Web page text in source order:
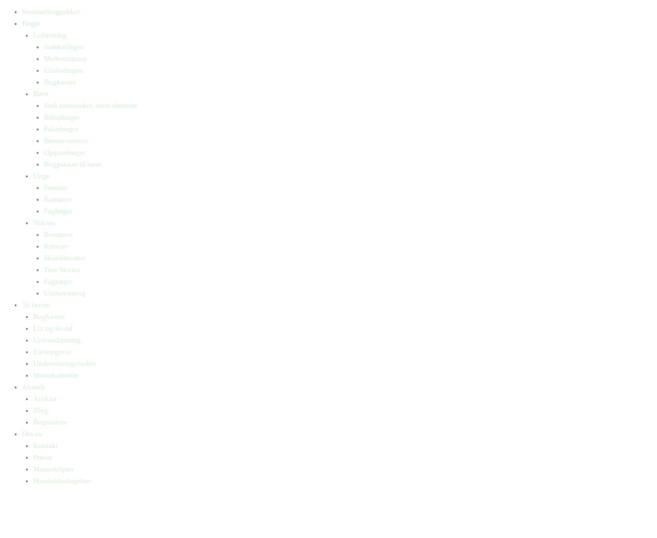
Sommerbogpakker
Bøger
Letlæsning
Indskolingen
Mellemtrinnet
Udskolingen
Bogkasser
Børn
Små mennesker, store drømme
Billedbøger
Faktabøger
Børneromaner
Opgavebøger
Bogpakker til børn
Unge
Fantasy
Romaner
Fagbøger
Voksne
Romance
Krimier
Skønlitteratur
True Stories
Fagbøger
Undervisning
Til lærere
Bogkasser
Lix og let-tal
Universlæsning
Elevopgaver
Undervisningsforløb
Messekalender
Aktuelt
Artikler
Blog
Bogtrailere
Om os
Kontakt
Presse
Manuskripter
Handelsbetingelser